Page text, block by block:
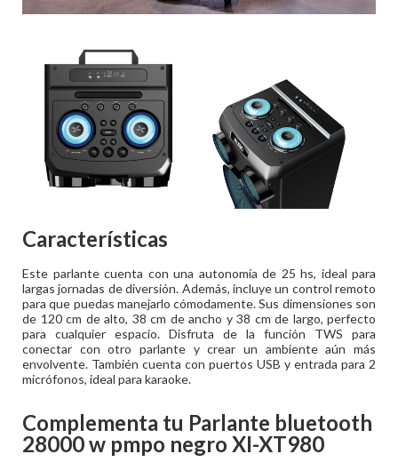
Características
Este parlante cuenta con una autonomía de 25 hs, ideal para
largas jornadas de diversión. Además, incluye un control remoto
para que puedas manejarlo cómodamente. Sus dimensiones son
de 120 cm de alto, 38 cm de ancho y 38 cm de largo, perfecto
para cualquier espacio. Disfruta de la función TWS para
conectar con otro parlante y crear un ambiente aún más
envolvente. También cuenta con puertos USB y entrada para 2
micrófonos, ideal para karaoke.
Complementa tu Parlante bluetooth
28000 w pmpo negro XI-XT980